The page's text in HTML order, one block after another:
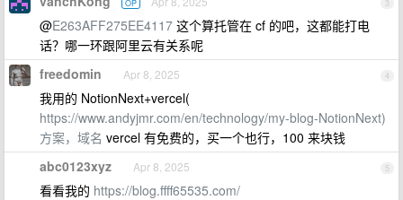
3
OP
@E263AFF275EE4117 这个算托管在 cf 的吧，这都能打电
话？哪一环跟阿里云有关系呢
4
freedomin Apr 8, 2025
我用的 NotionNext+vercel(
https://www.andyjmr.com/en/technology/my-blog-NotionNext)
方案，域名 vercel 有免费的，买一个也行，100 来块钱
5
abc0123xyz Apr 8, 2025
看看我的 https://blog.ffff65535.com/